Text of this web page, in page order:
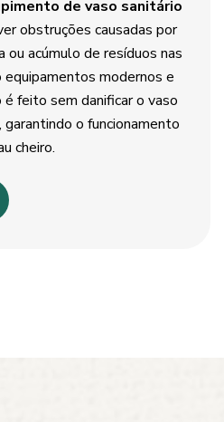
de vaso sanitário
obstruções causadas por
ou acúmulo de resíduos nas
modernos e
feito sem danificar o vaso
o funcionamento
cheiro.